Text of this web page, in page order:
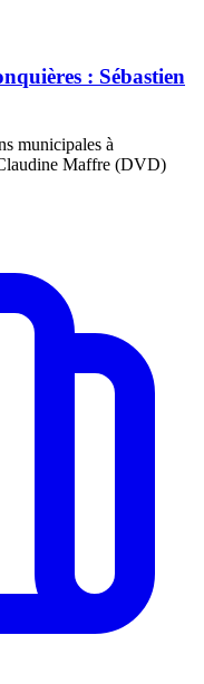
: Sébastien
municipales à
Maffre (DVD)